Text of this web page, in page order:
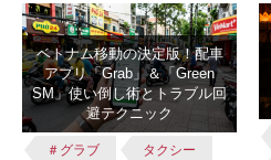
ベトナム移動の決定版！配車
アプリ「Grab」＆「Green
SM」使い倒し術とトラブル回
避テクニック
＃グラブ タクシー